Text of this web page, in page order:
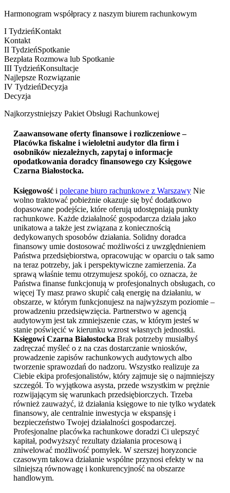
Harmonogram współpracy z naszym biurem rachunkowym
I TydzieńKontakt
Kontakt
II TydzieńSpotkanie
Bezpłata Rozmowa lub Spotkanie
III TydzieńKonsultacje
Najlepsze Rozwiązanie
IV TydzieńDecyzja
Decyzja
Najkorzystniejszy Pakiet Obsługi Rachunkowej
Zaawansowane oferty finansowe i rozliczeniowe –
Placówka fiskalne i wieloletni audytor dla firm i
osobników niezależnych, zapytaj o informacje
opodatkowania doradcy finansowego czy Księgowe
Czarna Białostocka.
Księgowość i polecane biuro rachunkowe z Warszawy Nie
wolno traktować pobieżnie okazuje się być dodatkowo
dopasowane podejście, które oferują udostępniają punkty
rachunkowe. Każde działalność gospodarcza działa jako
unikatowa a także jest związana z koniecznością
dedykowanych sposobów działania. Solidny doradca
finansowy umie dostosować możliwości z uwzględnieniem
Państwa przedsiębiorstwa, opracowując w oparciu o tak samo
na teraz potrzeby, jak i perspektywiczne zamierzenia. Za
sprawą właśnie temu otrzymujesz spokój, co oznacza, że
Państwa finanse funkcjonują w profesjonalnych obsługach, co
więcej Ty masz prawo skupić całą energię na działaniu, w
obszarze, w którym funkcjonujesz na najwyższym poziomie –
prowadzeniu przedsięwzięcia. Partnerstwo w agencją
audytowym jest tak zmniejszenie czas, w którym jesteś w
stanie poświęcić w kierunku wzrost własnych jednostki.
Księgowi Czarna Białostocka Brak potrzeby musiałbyś
zadręczać myśleć o z na czas dostarczanie wniosków,
prowadzenie zapisów rachunkowych audytowych albo
tworzenie sprawozdań do nadzoru. Wszystko realizuje za
Ciebie ekipa profesjonalistów, który zajmuje się o najmniejszy
szczegół. To wyjątkowa asysta, przede wszystkim w prężnie
rozwijającym się warunkach przedsiębiorczych. Trzeba
również zauważyć, iż działania księgowe to nie tylko wydatek
finansowy, ale centralnie inwestycja w ekspansję i
bezpieczeństwo Twojej działalności gospodarczej.
Profesjonalne placówka rachunkowe doradzi Ci ulepszyć
kapitał, podwyższyć rezultaty działania procesową i
zniwelować możliwość pomyłek. W szerszej horyzoncie
czasowym takowa działanie wspólne przynosi efekty w na
silniejszą równowagę i konkurencyjność na obszarze
handlowym.